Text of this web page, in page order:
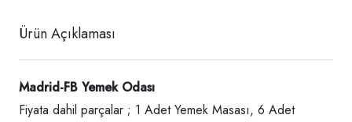
Ürün Açıklaması
Madrid-FB Yemek Odası
Fiyata dahil parçalar ; 1 Adet Yemek Masası, 6 Adet